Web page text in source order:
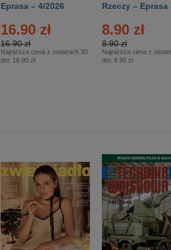
Eprasa – 4/2026
16.90 zł
16.90 zł
Najniższa cena z ostatnich 30
dni: 16.90 zł
Rzeczy – Eprasa
8.90 zł
8.90 zł
Najniższa cena z
dni: 8.90 zł